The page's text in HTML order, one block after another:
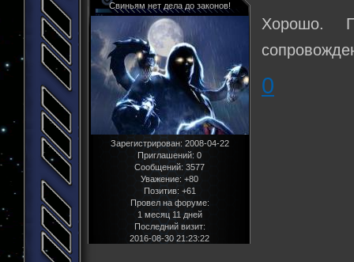
Свиньям нет дела до законов!
Зарегистрирован: 2008-04-22
Приглашений: 0
Сообщений: 3577
Уважение: +80
Позитив: +61
Провел на форуме:
1 месяц 11 дней
Последний визит:
2016-08-30 21:23:22
Хорошо.
0